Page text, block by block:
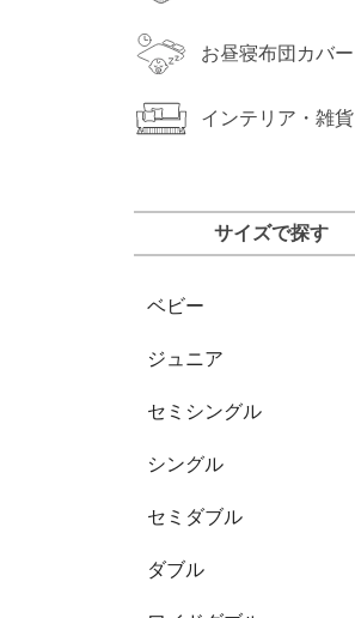
お昼寝布団カバー
インテリア・雑貨
サイズで探す
ベビー
ジュニア
セミシングル
シングル
セミダブル
ダブル